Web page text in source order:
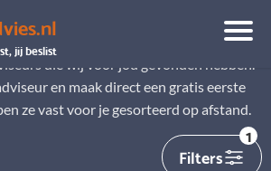
jij beslist
die wij voor jou gevonden hebben.
en maak direct een gratis eerste
ze vast voor je gesorteerd op afstand.
Filters
1